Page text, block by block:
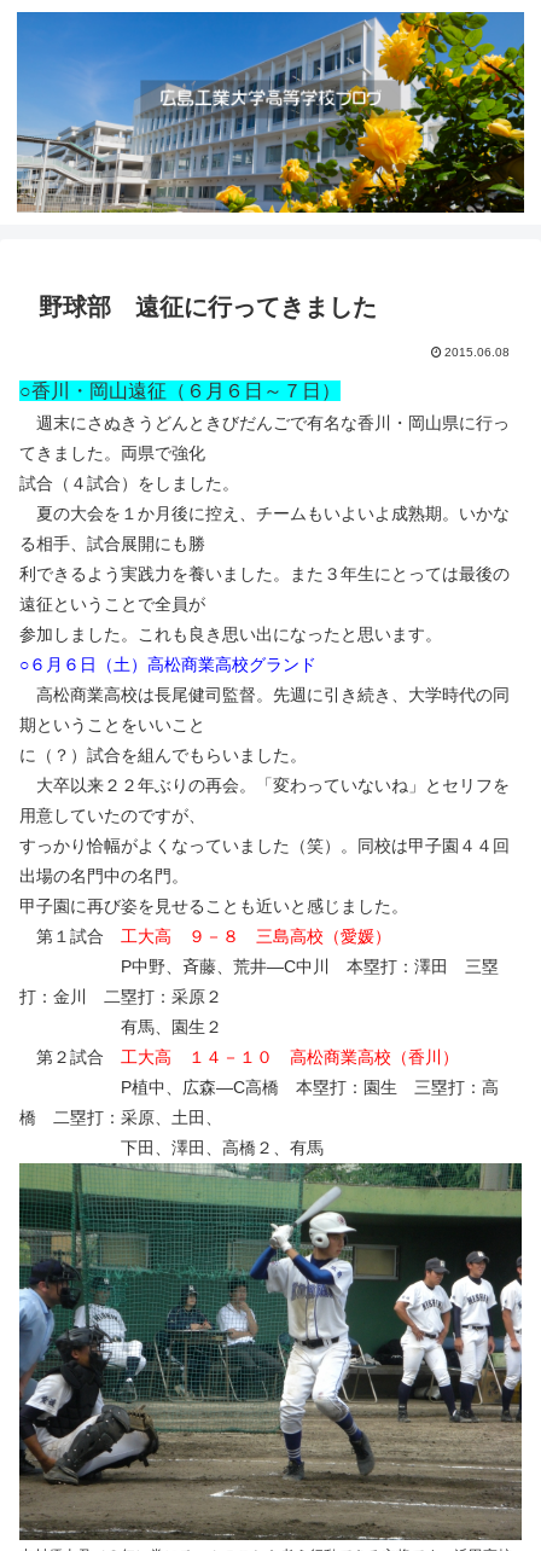
野球部 遠征に行ってきました
2015.06.08
○香川・岡山遠征（６月６日～７日）
週末にさぬきうどんときびだんごで有名な香川・岡山県に行っ
てきました。両県で強化
試合（４試合）をしました。
夏の大会を１か月後に控え、チームもいよいよ成熟期。いかな
る相手、試合展開にも勝
利できるよう実践力を養いました。また３年生にとっては最後の
遠征ということで全員が
参加しました。これも良き思い出になったと思います。
○６月６日（土）高松商業高校グランド
高松商業高校は長尾健司監督。先週に引き続き、大学時代の同
期ということをいいこと
に（？）試合を組んでもらいました。
大卒以来２２年ぶりの再会。「変わっていないね」とセリフを
用意していたのですが、
すっかり恰幅がよくなっていました（笑）。同校は甲子園４４回
出場の名門中の名門。
甲子園に再び姿を見せることも近いと感じました。
第１試合 工大高 ９－８ 三島高校（愛媛）
P中野、斉藤、荒井―C中川 本塁打：澤田 三塁
打：金川 二塁打：采原２
有馬、園生２
第２試合 工大高 １４－１０ 高松商業高校（香川）
P植中、広森―C高橋 本塁打：園生 三塁打：高
橋 二塁打：采原、土田、
下田、澤田、高橋２、有馬